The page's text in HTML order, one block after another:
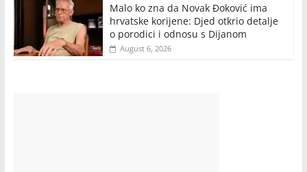
Malo ko zna da Novak Đoković ima
hrvatske korijene: Djed otkrio detalje
o porodici i odnosu s Dijanom
August 6, 2026